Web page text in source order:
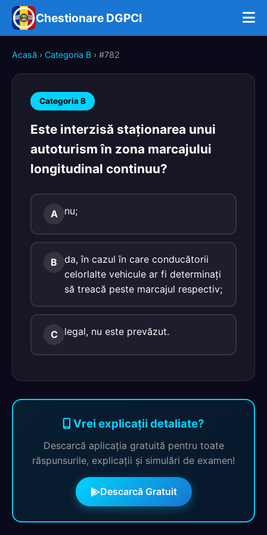
Chestionare DGPCI
Acasă › Categoria B › #782
Categoria B
Este interzisă staţionarea unui
autoturism în zona marcajului
longitudinal continuu?
A nu;
B
da, în cazul în care conducătorii
celorlalte vehicule ar fi determinaţi
să treacă peste marcajul respectiv;
C legal, nu este prevăzut.
Vrei explicații detaliate?
Descarcă aplicația gratuită pentru toate
răspunsurile, explicații și simulări de examen!
Descarcă Gratuit